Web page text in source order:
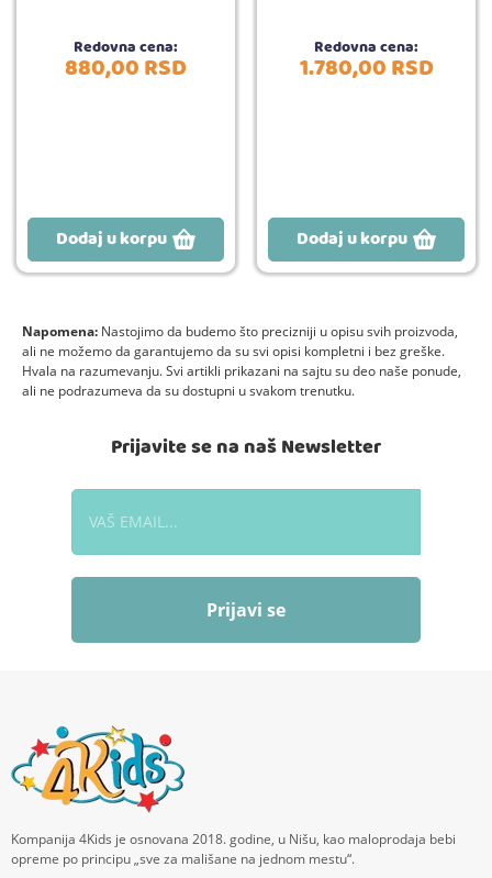
Redovna cena:
880,00RSD
Dodaj u korpu
Redovna cena:
1.780,00RSD
Dodaj u korpu
Napomena: Nastojimo da budemo što precizniji u opisu svih proizvoda,
ali ne možemo da garantujemo da su svi opisi kompletni i bez greške.
Hvala na razumevanju. Svi artikli prikazani na sajtu su deo naše ponude,
ali ne podrazumeva da su dostupni u svakom trenutku.
Prijavite se na naš Newsletter
Prijavi se
Kompanija 4Kids je osnovana 2018. godine, u Nišu, kao maloprodaja bebi
opreme po principu „sve za mališane na jednom mestu“.